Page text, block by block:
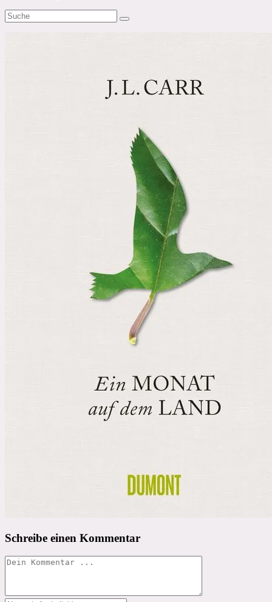
Schreibe einen Kommentar
Kommentieren